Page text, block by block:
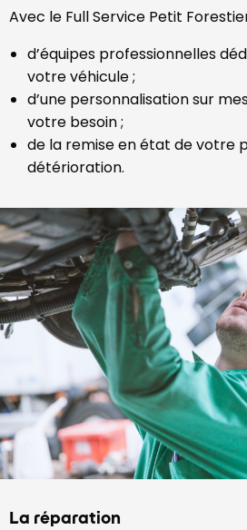
Avec le Full Service Petit
d’équipes professionnelles
votre véhicule ;
d’une personnalisation sur
votre besoin ;
de la remise en état de votre
détérioration.
La réparation